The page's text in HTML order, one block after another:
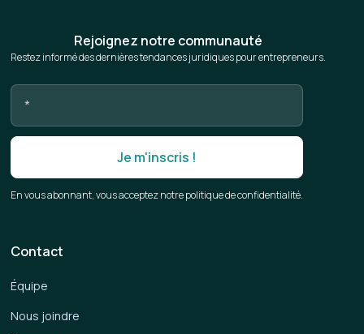
Rejoignez notre communauté
Restez informé des dernières tendances juridiques pour entrepreneurs.
En vous abonnant, vous acceptez notre politique de confidentialité.
Contact
Équipe
Nous joindre